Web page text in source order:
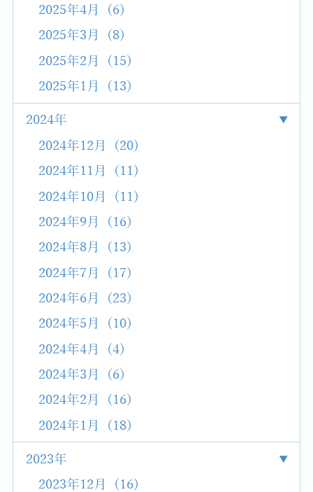
2025年4月 (6)
2025年3月 (8)
2025年2月 (15)
2025年1月 (13)
2024年
2024年12月 (20)
2024年11月 (11)
2024年10月 (11)
2024年9月 (16)
2024年8月 (13)
2024年7月 (17)
2024年6月 (23)
2024年5月 (10)
2024年4月 (4)
2024年3月 (6)
2024年2月 (16)
2024年1月 (18)
2023年
2023年12月 (16)